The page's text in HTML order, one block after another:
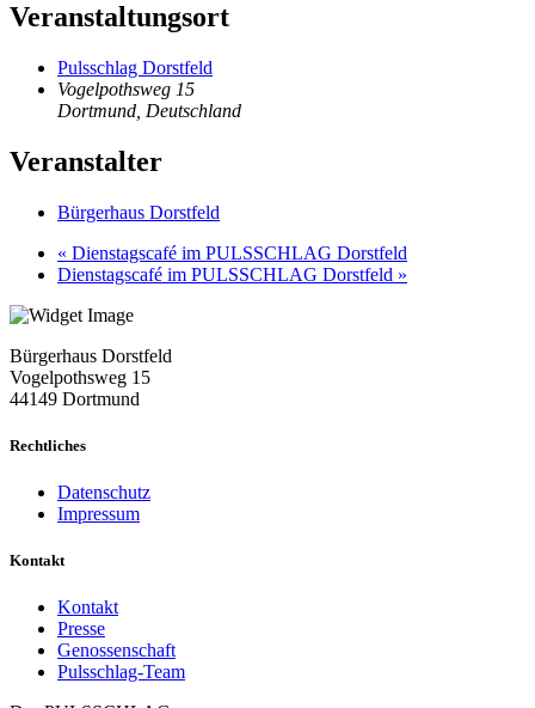
Veranstaltungsort
Pulsschlag Dorstfeld
Vogelpothsweg 15
Dortmund Deutschland
Veranstalter
Bürgerhaus Dorstfeld
« Dienstagscafé im PULSSCHLAG Dorstfeld
Dienstagscafé im PULSSCHLAG Dorstfeld »
Bürgerhaus Dorstfeld
Vogelpothsweg 15
44149 Dortmund
Rechtliches
Datenschutz
Impressum
Kontakt
Kontakt
Presse
Genossenschaft
Pulsschlag-Team